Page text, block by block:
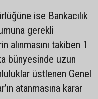
ise Bankacılık
gerekli
alınmasını takiben 1
bünyesinde uzun
üstlenen Genel
atanmasına karar